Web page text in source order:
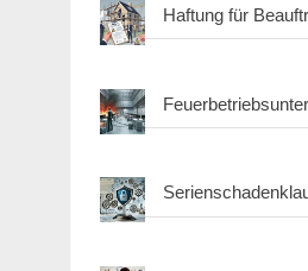
Haftung für